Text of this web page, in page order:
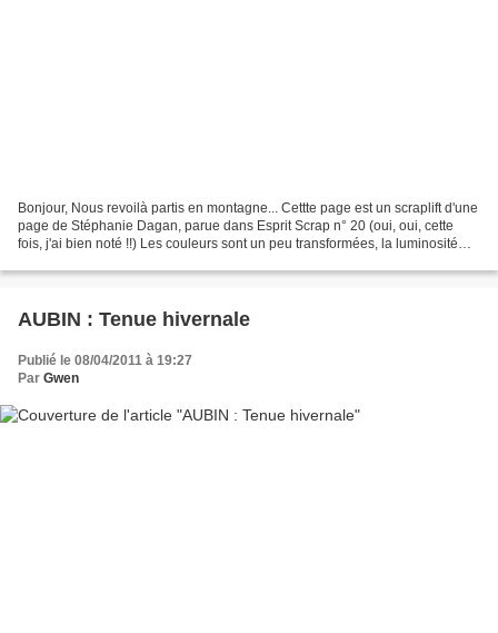
Bonjour, Nous revoilà partis en montagne... Cettte page est un scraplift d'une
page de Stéphanie Dagan, parue dans Esprit Scrap n° 20 (oui, oui, cette
fois, j'ai bien noté !!) Les couleurs sont un peu transformées, la luminosité
AUBIN : Tenue hivernale
Publié le 08/04/2011 à 19:27
Par Gwen